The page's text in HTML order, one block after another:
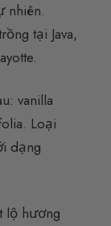
nhiên.
tại Java,
vanilla
Loại
dạng
lộ hương